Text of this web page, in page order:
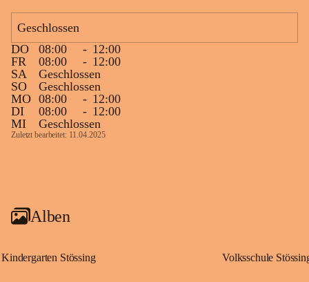
Geschlossen
DO
08:00 - 12:00
FR
08:00 - 12:00
SA
Geschlossen
SO
Geschlossen
MO 08:00 - 12:00
DI
08:00 - 12:00
MI
Geschlossen
Zuletzt bearbeitet: 11.04.2025
Alben
Kindergarten Stössing Volksschule